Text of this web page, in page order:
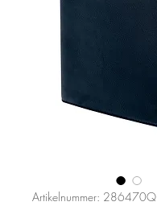
Artikelnummer: 286470Q